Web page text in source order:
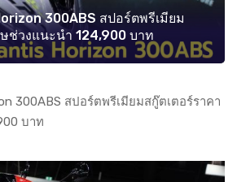
300ABS สปอร์ตพรีเมียม
ช่วงแนะนำ 124,900 บาท
300ABS สปอร์ตพรีเมียมสกู๊ตเตอร์ราคา
บาท